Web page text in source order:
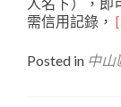
需信用記錄，
Posted in 中山